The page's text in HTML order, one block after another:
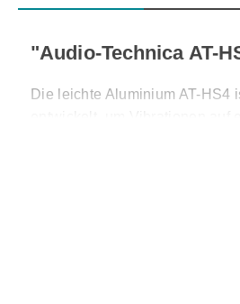
"Audio-Technica AT-
Die leichte Aluminium AT-HS4